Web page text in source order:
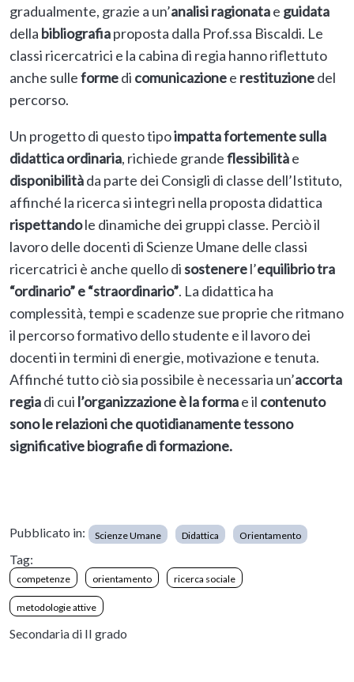
gradualmente, grazie a un’analisiragionatae guidata
della bibliografiaproposta dalla Prof.ssa Biscaldi. Le
classi ricercatrici e la cabina di regia hanno riflettuto
anche sulleformedi comunicazionee restituzionedel
percorso.
Un progetto di questo tipoimpatta fortemente sulla
didattica ordinaria, richiede grandeflessibilitàe
disponibilitàda parte dei Consigli di classe dell’Istituto,
affinché la ricerca si integri nella proposta didattica
rispettandole dinamiche dei gruppi classe. Perciò il
lavoro delle docenti di Scienze Umane delle classi
ricercatrici è anche quello disostenerel’equilibrio tra
“ordinario” e “straordinario”. La didattica ha
complessità, tempi e scadenze sue proprie che ritmano
il percorso formativo dello studente e il lavoro dei
docenti in termini di energie, motivazione e tenuta.
Affinché tutto ciò sia possibile è necessaria un’accorta
regiadi cui l’organizzazione è la formae il contenuto
sono lerelazioni che quotidianamente tessono
significative biografie di formazione.
Pubblicato in: Scienze Umane Didattica Orientamento
Tag:
competenze orientamento ricerca sociale
metodologie attive
Secondaria di II grado